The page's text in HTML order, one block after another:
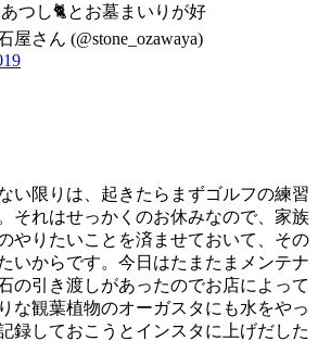
つし🐈とお墓まいりが好
屋さん (@stone_ozawaya)
い限りは、起きたらまずゴルフの練習
それはせっかくのお休みなので、家族
やりたいことを済ませておいて、その
いからです。今日はたまたまメンテナ
の引き渡しがあったのでお店によって
な観葉植物のオーガスタにも水をやっ
録しておこうとインスタに上げだした